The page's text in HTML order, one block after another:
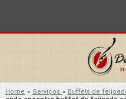
Home » Serviços » Buffets de